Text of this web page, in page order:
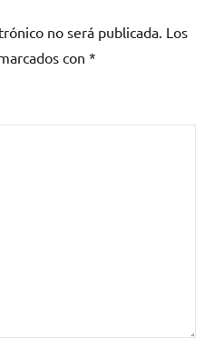
no será publicada. Los
con *